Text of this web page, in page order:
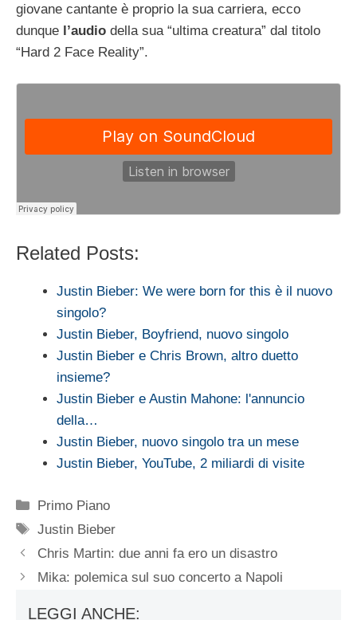
giovane cantante è proprio la sua carriera, ecco
dunque l’audio della sua “ultima creatura” dal titolo
“Hard 2 Face Reality”.
Related Posts:
Justin Bieber: We were born for this è il nuovo
singolo?
Justin Bieber, Boyfriend, nuovo singolo
Justin Bieber e Chris Brown, altro duetto
insieme?
Justin Bieber e Austin Mahone: l'annuncio
della…
Justin Bieber, nuovo singolo tra un mese
Justin Bieber, YouTube, 2 miliardi di visite
Categorie
Primo Piano
Tag
Justin Bieber
Chris Martin: due anni fa ero un disastro
Mika: polemica sul suo concerto a Napoli
LEGGI ANCHE: